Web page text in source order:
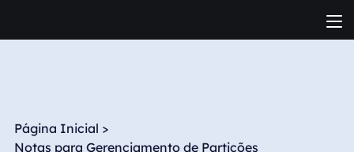
Página Inicial >
Notas para Gerenciamento de Partições